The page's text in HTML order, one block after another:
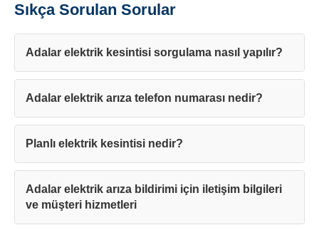
Sıkça Sorulan Sorular
Adalar elektrik kesintisi sorgulama nasıl yapılır?
Adalar elektrik arıza telefon numarası nedir?
Planlı elektrik kesintisi nedir?
Adalar elektrik arıza bildirimi için iletişim bilgileri
ve müşteri hizmetleri